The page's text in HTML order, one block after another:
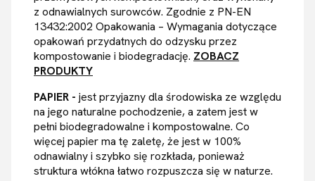
z odnawialnych surowców. Zgodnie z PN-EN
13432:2002 Opakowania – Wymagania dotyczące
opakowań przydatnych do odzysku przez
kompostowanie i biodegradację. ZOBACZ
PRODUKTY
PAPIER - jest przyjazny dla środowiska ze względu
na jego naturalne pochodzenie, a zatem jest w
pełni biodegradowalne i kompostowalne. Co
więcej papier ma tę zaletę, że jest w 100%
odnawialny i szybko się rozkłada, ponieważ
struktura włókna łatwo rozpuszcza się w naturze.